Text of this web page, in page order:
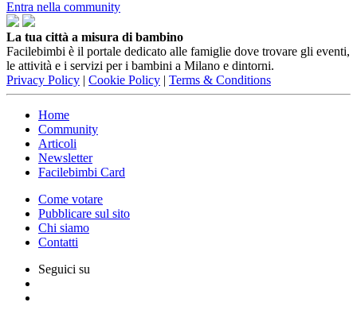
Entra nella community
La tua città a misura di bambino
Facilebimbi è il portale dedicato alle famiglie dove trovare gli eventi,
le attività e i servizi per i bambini a Milano e dintorni.
Privacy Policy | Cookie Policy | Terms & Conditions
Home
Community
Articoli
Newsletter
Facilebimbi Card
Come votare
Pubblicare sul sito
Chi siamo
Contatti
Seguici su